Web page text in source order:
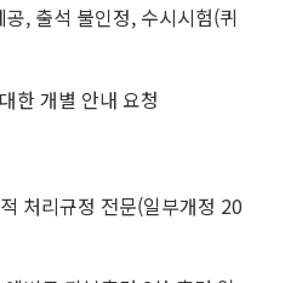
, 출석 불인정, 수시시험(퀴
한 개별 안내 요청
처리규정 전문(일부개정 20